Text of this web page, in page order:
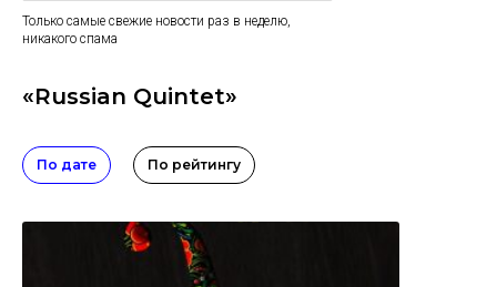
Только самые свежие новости раз в неделю,
никакого спама
«Russian Quintet»
По дате По рейтингу